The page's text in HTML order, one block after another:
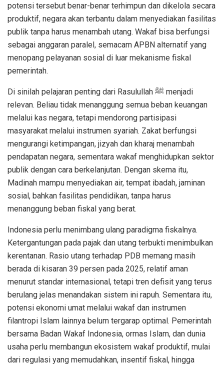
potensi tersebut benar-benar terhimpun dan dikelola secara
produktif, negara akan terbantu dalam menyediakan fasilitas
publik tanpa harus menambah utang. Wakaf bisa berfungsi
sebagai anggaran paralel, semacam APBN alternatif yang
menopang pelayanan sosial di luar mekanisme fiskal
pemerintah.
Di sinilah pelajaran penting dari Rasulullah ﷺ menjadi
relevan. Beliau tidak menanggung semua beban keuangan
melalui kas negara, tetapi mendorong partisipasi
masyarakat melalui instrumen syariah. Zakat berfungsi
mengurangi ketimpangan, jizyah dan kharaj menambah
pendapatan negara, sementara wakaf menghidupkan sektor
publik dengan cara berkelanjutan. Dengan skema itu,
Madinah mampu menyediakan air, tempat ibadah, jaminan
sosial, bahkan fasilitas pendidikan, tanpa harus
menanggung beban fiskal yang berat.
Indonesia perlu menimbang ulang paradigma fiskalnya.
Ketergantungan pada pajak dan utang terbukti menimbulkan
kerentanan. Rasio utang terhadap PDB memang masih
berada di kisaran 39 persen pada 2025, relatif aman
menurut standar internasional, tetapi tren defisit yang terus
berulang jelas menandakan sistem ini rapuh. Sementara itu,
potensi ekonomi umat melalui wakaf dan instrumen
filantropi Islam lainnya belum tergarap optimal. Pemerintah
bersama Badan Wakaf Indonesia, ormas Islam, dan dunia
usaha perlu membangun ekosistem wakaf produktif, mulai
dari regulasi yang memudahkan, insentif fiskal, hingga